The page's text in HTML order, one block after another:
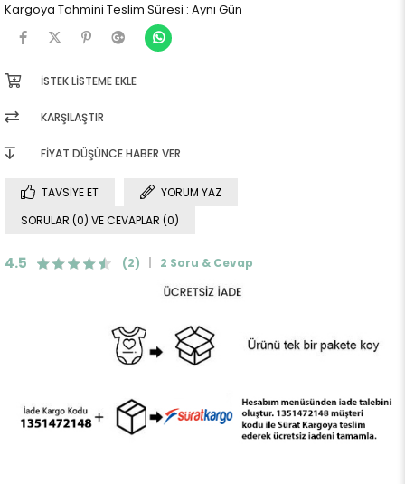
Kargoya Tahmini Teslim Süresi : Aynı Gün
İSTEK LISTEME EKLE
KARŞILAŞTIR
FIYAT DÜŞÜNCE HABER VER
TAVSIYE ET
YORUM YAZ
SORULAR (0) VE CEVAPLAR (0)
4.5 (2) 2 Soru & Cevap